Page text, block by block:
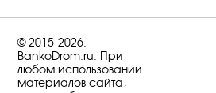
© 2015-2026.
BankoDrom.ru. При
любом использовании
материалов сайта,